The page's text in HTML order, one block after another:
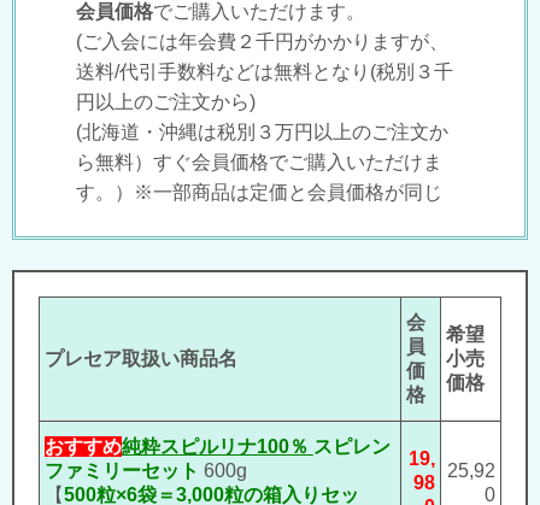
会員価格でご購入いただけます。
(ご入会には年会費２千円がかかりますが、
送料/代引手数料などは無料となり(税別３千
円以上のご注文から)
(北海道・沖縄は税別３万円以上のご注文か
ら無料）すぐ会員価格でご購入いただけま
す。）※一部商品は定価と会員価格が同じ
プレセア取扱い商品名
会
員
価
格
希望
小売
価格
おすすめ純粋スピルリナ100％ スピレン
ファミリーセット 600g
【500粒×6袋＝3,000粒の箱入りセッ
19,
98
25,92
0